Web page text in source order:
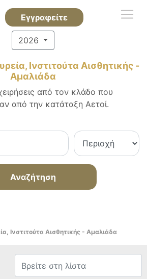
Εγγραφείτε
2026
Ινστιτούτα Αισθητικής -
Αμαλιάδα
από τον κλάδο που
από την κατάταξη Αετοί.
Αναζήτηση
Ινστιτούτα Αισθητικής - Αμαλιάδα